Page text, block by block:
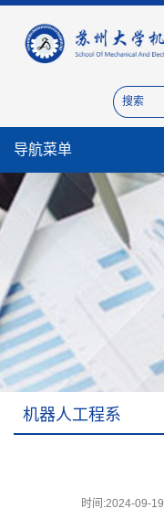
导航菜单
机器人工程系
时间:2024-09-19